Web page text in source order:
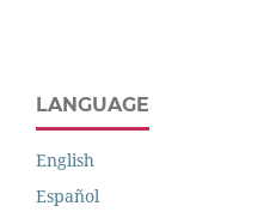
LANGUAGE
English
Español